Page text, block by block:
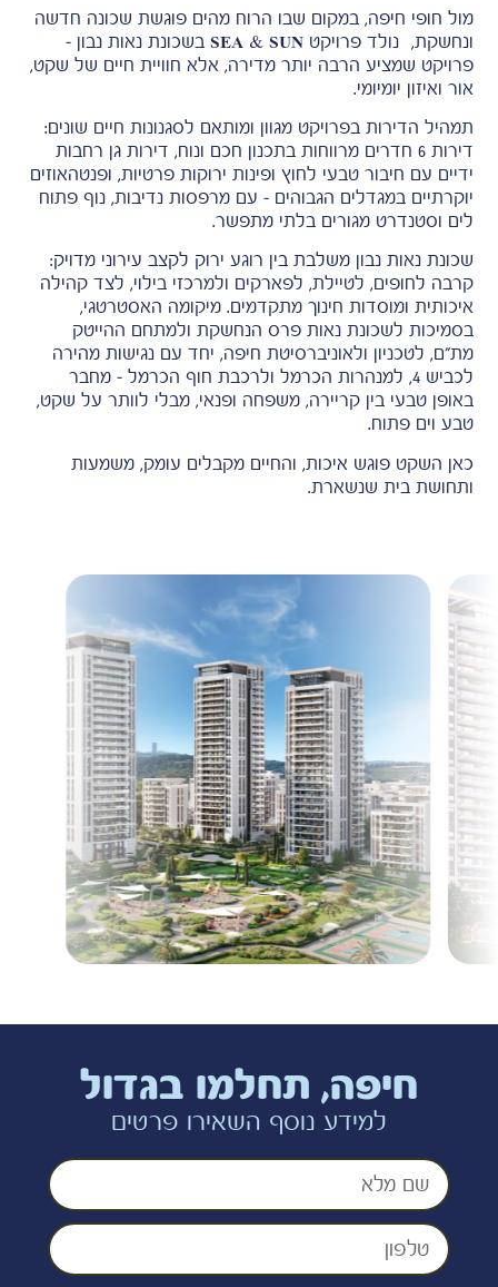
מול חופי חיפה, במקום שבו הרוח מהים פוגשת שכונה חדשה
ונחשקת, נולד פרויקטSEA & SUN בשכונת נאות נבון –
פרויקט שמציע הרבה יותר מדירה, אלא חוויית חיים של שקט,
אור ואיזון יומיומי.
תמהיל הדירות בפרויקט מגוון ומותאם לסגנונות חיים שונים:
דירות 6 חדרים מרווחות בתכנון חכם ונוח, דירות גן רחבות
ידיים עם חיבור טבעי לחוץ ופינות ירוקות פרטיות, ופנטהאוזים
יוקרתיים במגדלים הגבוהים – עם מרפסות נדיבות, נוף פתוח
לים וסטנדרט מגורים בלתי מתפשר.
שכונת נאות נבון משלבת בין רוגע ירוק לקצב עירוני מדויק:
קרבה לחופים, לטיילת, לפארקים ולמרכזי בילוי, לצד קהילה
איכותית ומוסדות חינוך מתקדמים. מיקומה האסטרטגי,
בסמיכות לשכונת נאות פרס הנחשקת ולמתחם ההייטק
מת״ם, לטכניון ולאוניברסיטת חיפה, יחד עם נגישות מהירה
לכביש 4, למנהרות הכרמל ולרכבת חוף הכרמל – מחבר
באופן טבעי בין קריירה, משפחה ופנאי, מבלי לוותר על שקט,
טבע וים פתוח.
כאן השקט פוגש איכות, והחיים מקבלים עומק, משמעות
ותחושת בית שנשארת.
חיפה, תחלמו בגדול
למידע נוסף השאירו פרטים